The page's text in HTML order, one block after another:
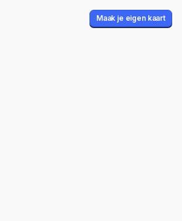
Maak je eigen kaart